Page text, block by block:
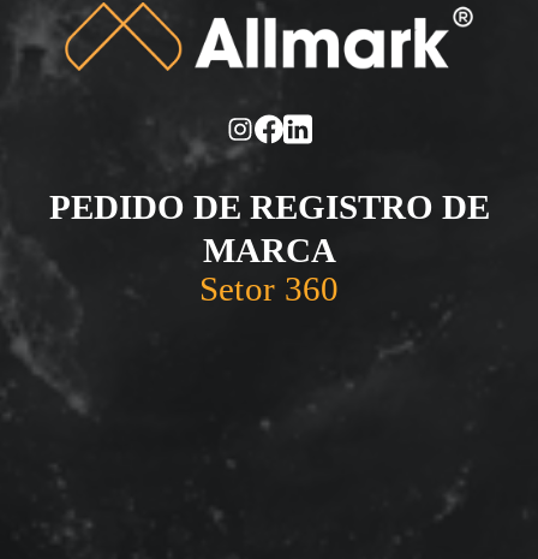
PEDIDO DE REGISTRO DE
MARCA
Setor 360